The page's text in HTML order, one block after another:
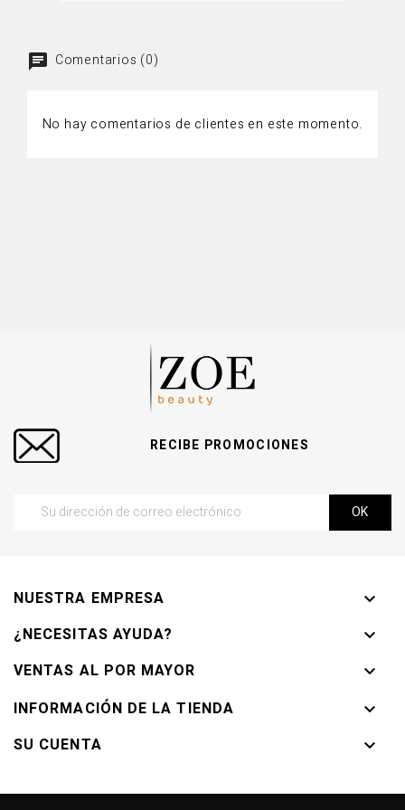
Comentarios (0)
No hay comentarios de clientes en este momento.
RECIBE PROMOCIONES
NUESTRA EMPRESA

¿NECESITAS AYUDA?

VENTAS AL POR MAYOR

INFORMACIÓN DE LA TIENDA

SU CUENTA
